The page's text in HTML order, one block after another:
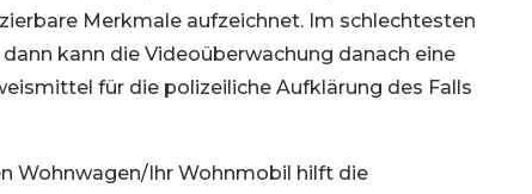
Merkmale aufzeichnet. Im schlechtesten
kann die Videoüberwachung danach eine
für die polizeiliche Aufklärung des Falls
Wohnwagen/Ihr Wohnmobil hilft die